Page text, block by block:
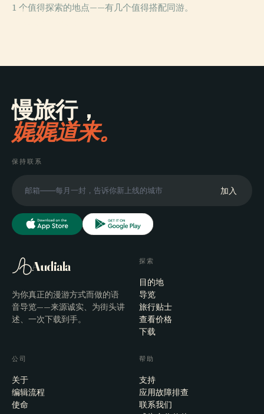
1 个值得探索的地点——有几个值得搭配同游。
PLACE
慢旅行，
娓娓道来。
保持联系
加入
Audiala
为你真正的漫游方式而做的语
音导览——来源诚实、为街头讲
述、一次下载到手。
探索
目的地
导览
旅行贴士
查看价格
下载
公司
关于
编辑流程
使命
帮助
支持
应用故障排查
联系我们